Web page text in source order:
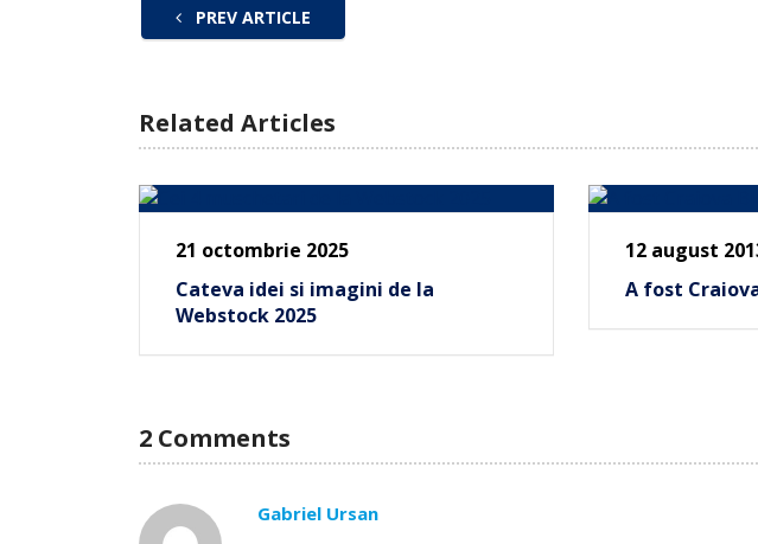
PREV ARTICLE
Related Articles
21 octombrie 2025
Cateva idei si imagini de la
Webstock 2025
12 august
A fost
2 Comments
Gabriel Ursan